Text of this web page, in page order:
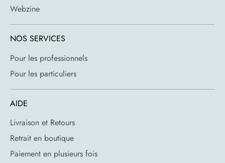
Webzine
NOS SERVICES
Pour les professionnels
Pour les particuliers
AIDE
Livraison et Retours
Retrait en boutique
Paiement en plusieurs fois